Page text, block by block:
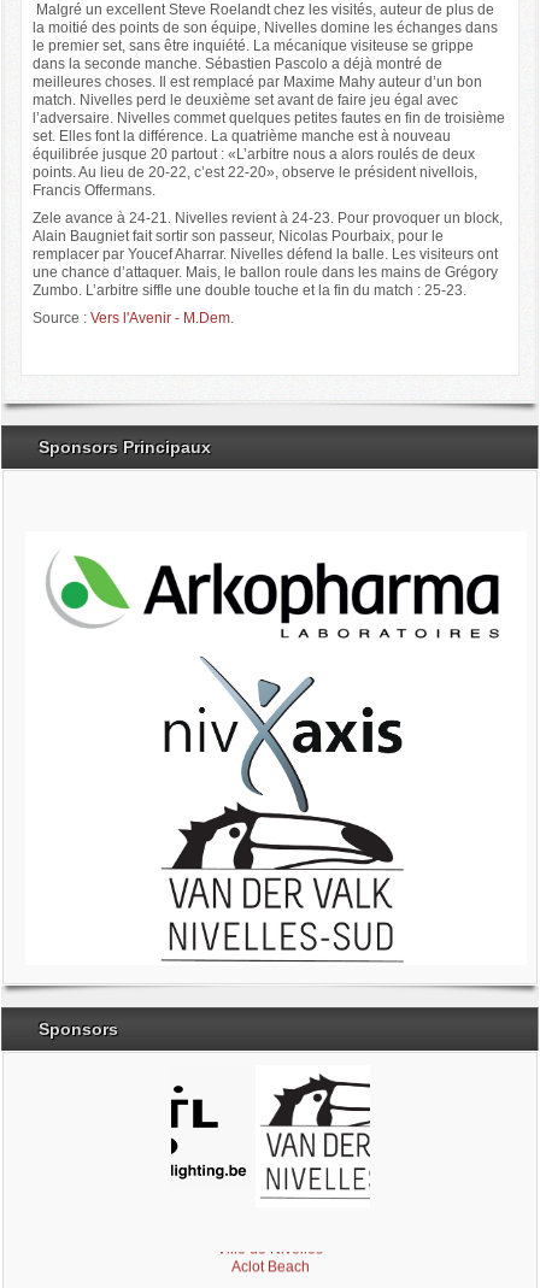
Malgré un excellent Steve Roelandt chez les visités, auteur de plus de
la moitié des points de son équipe, Nivelles domine les échanges dans
le premier set, sans être inquiété. La mécanique visiteuse se grippe
dans la seconde manche. Sébastien Pascolo a déjà montré de
meilleures choses. Il est remplacé par Maxime Mahy auteur d’un bon
match. Nivelles perd le deuxième set avant de faire jeu égal avec
l’adversaire. Nivelles commet quelques petites fautes en fin de troisième
set. Elles font la différence. La quatrième manche est à nouveau
équilibrée jusque 20 partout : «L’arbitre nous a alors roulés de deux
points. Au lieu de 20-22, c’est 22-20», observe le président nivellois,
Francis Offermans.
Zele avance à 24-21. Nivelles revient à 24-23. Pour provoquer un block,
Alain Baugniet fait sortir son passeur, Nicolas Pourbaix, pour le
remplacer par Youcef Aharrar. Nivelles défend la balle. Les visiteurs ont
une chance d’attaquer. Mais, le ballon roule dans les mains de Grégory
Zumbo. L’arbitre siffle une double touche et la fin du match : 25-23.
Source : Vers l'Avenir - M.Dem.
Sponsors Principaux
Sponsors
Aclot Beach